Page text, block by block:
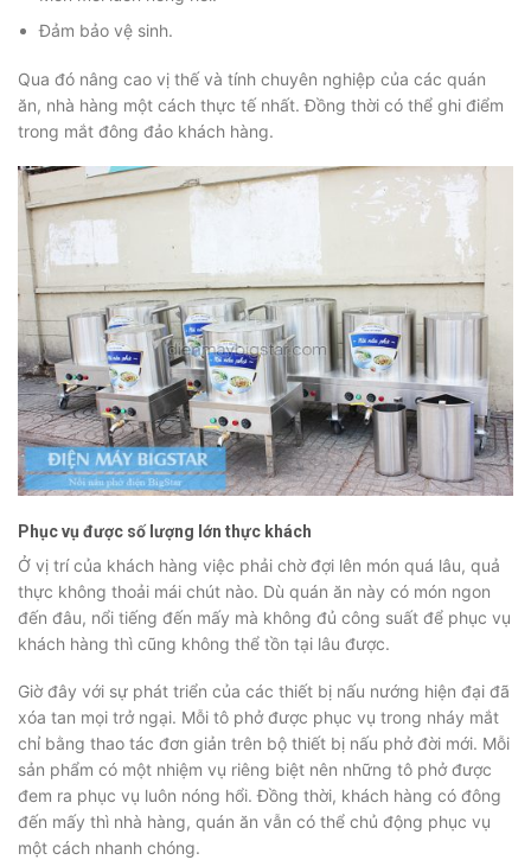
Đảm bảo vệ sinh.
Qua đó nâng cao vị thế và tính chuyên nghiệp của các quán
ăn, nhà hàng một cách thực tế nhất. Đồng thời có thể ghi điểm
trong mắt đông đảo khách hàng.
Phục vụ được số lượng lớn thực khách
Ở vị trí của khách hàng việc phải chờ đợi lên món quá lâu, quả
thực không thoải mái chút nào. Dù quán ăn này có món ngon
đến đâu, nổi tiếng đến mấy mà không đủ công suất để phục vụ
khách hàng thì cũng không thể tồn tại lâu được.
Giờ đây với sự phát triển của các thiết bị nấu nướng hiện đại đã
xóa tan mọi trở ngại. Mỗi tô phở được phục vụ trong nháy mắt
chỉ bằng thao tác đơn giản trên bộ thiết bị nấu phở đời mới. Mỗi
sản phẩm có một nhiệm vụ riêng biệt nên những tô phở được
đem ra phục vụ luôn nóng hổi. Đồng thời, khách hàng có đông
đến mấy thì nhà hàng, quán ăn vẫn có thể chủ động phục vụ
một cách nhanh chóng.